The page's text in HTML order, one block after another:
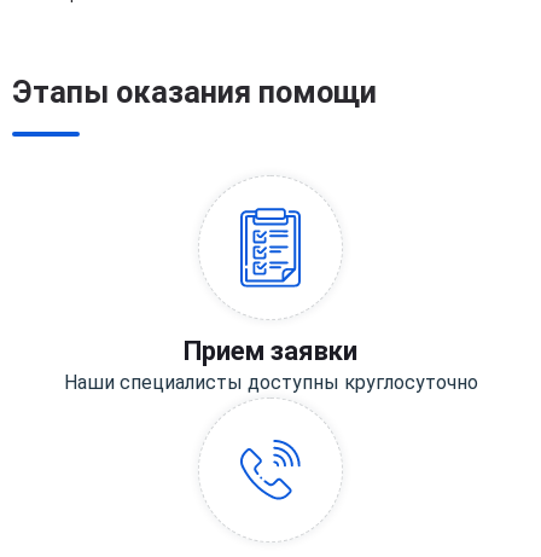
Этапы оказания помощи
Прием заявки
Наши специалисты доступны круглосуточно